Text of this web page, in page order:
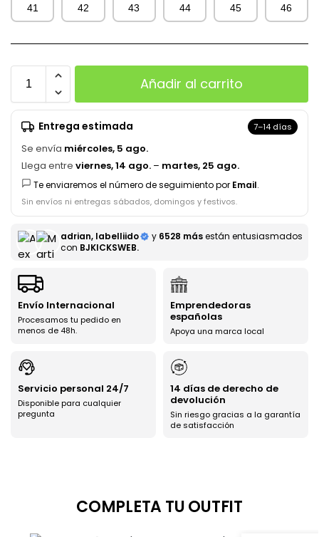
41 42 43 44 45 46
Añadir al carrito
Entrega estimada 7–14 días
Se envía miércoles, 5 ago.
Llega entre viernes, 14 ago. – martes, 25 ago.
Te enviaremos el número de seguimiento por Email.
Sin envíos ni entregas sábados, domingos y festivos.
adrian, labelliido y 6528 másestán entusiasmados
con BJKICKSWEB.
Envío Internacional
Procesamos tu pedido en
menos de 48h.
Emprendedoras
españolas
Apoya una marca local
Servicio personal 24/7
Disponible para cualquier
pregunta
14 días de derecho de
devolución
Sin riesgo gracias a la garantía
de satisfacción
COMPLETA TU OUTFIT